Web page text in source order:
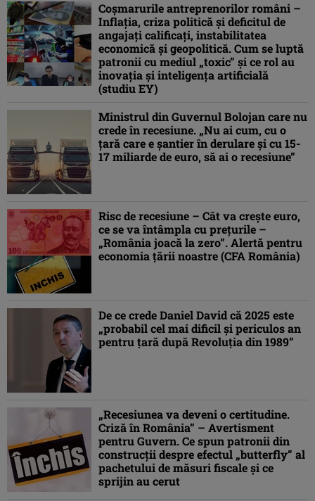
Coșmarurile antreprenorilor români –
Inflaţia, criza politică şi deficitul de
angajaţi calificaţi, instabilitatea
economică şi geopolitică. Cum se luptă
patronii cu mediul „toxic” şi ce rol au
inovaţia şi inteligenţa artificială
(studiu EY)
Ministrul din Guvernul Bolojan care nu
crede în recesiune. „Nu ai cum, cu o
ţară care e şantier în derulare şi cu 15-
17 miliarde de euro, să ai o recesiune”
Risc de recesiune – Cât va creşte euro,
ce se va întâmpla cu preţurile –
„România joacă la zero”. Alertă pentru
economia ţării noastre (CFA România)
De ce crede Daniel David că 2025 este
„probabil cel mai dificil şi periculos an
pentru ţară după Revoluţia din 1989”
„Recesiunea va deveni o certitudine.
Criză în România” – Avertisment
pentru Guvern. Ce spun patronii din
construcţii despre efectul „butterfly” al
pachetului de măsuri fiscale şi ce
sprijin au cerut